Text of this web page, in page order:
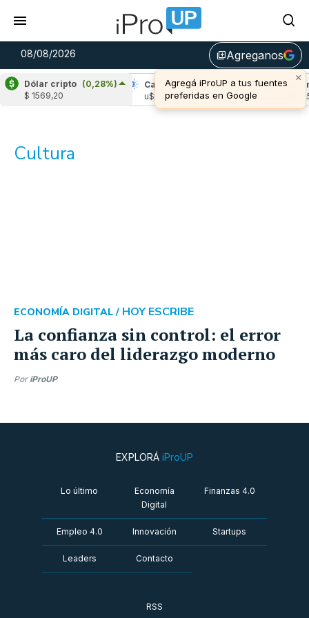
08/08/2026 library_addAgreganos
×
Agregá iProUP a tus fuentes
preferidas en Google
Dólar cripto (0,28%)
$ 1569,20
Ripple
(0,23%)
u$s 1,04
Cardano (-0,71%)
u$s 0,20
u$s
Cultura
La confianza sin control: el error
más caro del liderazgo moderno
ECONOMÍA DIGITAL / HOY ESCRIBE
Por iProUP
EXPLORÁ iProUP
Lo último
Economía
Digital
Finanzas 4.0
Empleo 4.0 Innovación Startups
Leaders Contacto
RSS